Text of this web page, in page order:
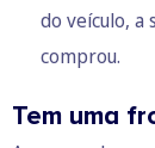
do veículo, a
comprou.
Tem uma